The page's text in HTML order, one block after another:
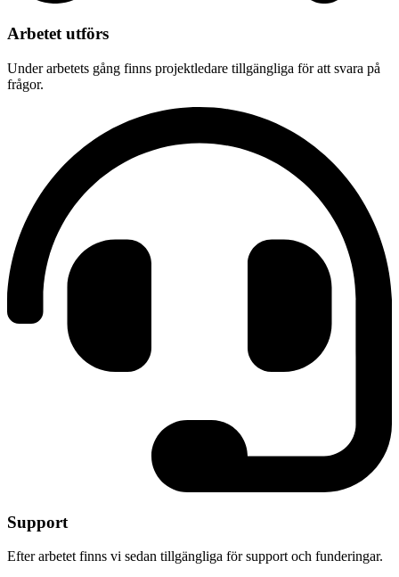
Arbetet utförs
Under arbetets gång finns projektledare tillgängliga för att svara på
frågor.
Support
Efter arbetet finns vi sedan tillgängliga för support och funderingar.